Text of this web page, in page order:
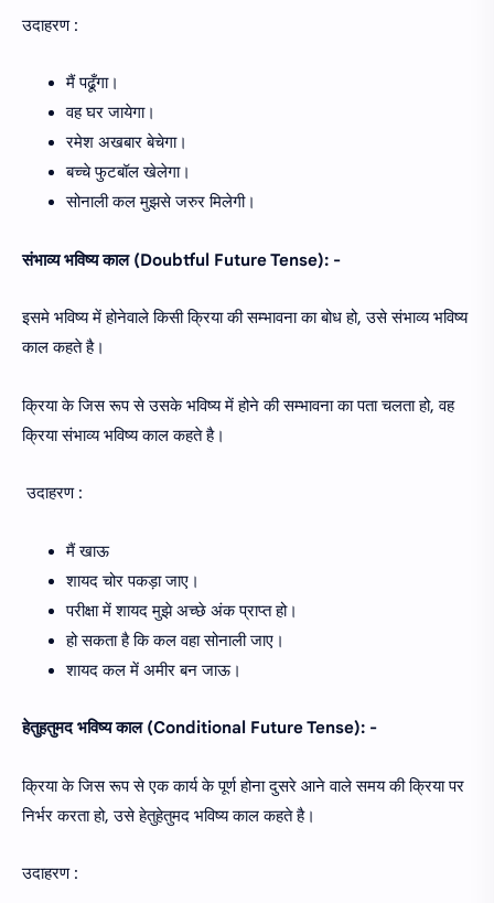
उदाहरण :
मैं पढूँगा।
वह घर जायेगा।
रमेश अखबार बेचेगा।
बच्चे फुटबॉल खेलेगा।
सोनाली कल मुझसे जरुर मिलेगी।
संभाव्य भविष्य काल (Doubtful Future Tense): -
इसमे भविष्य में होनेवाले किसी क्रिया की सम्भावना का बोध हो, उसे संभाव्य भविष्य
काल कहते है।
क्रिया के जिस रूप से उसके भविष्य में होने की सम्भावना का पता चलता हो, वह
क्रिया संभाव्य भविष्य काल कहते है।
उदाहरण :
मैं खाऊ
शायद चोर पकड़ा जाए।
परीक्षा में शायद मुझे अच्छे अंक प्राप्त हो।
हो सकता है कि कल वहा सोनाली जाए।
शायद कल में अमीर बन जाऊ।
हेतुहतुमद भविष्य काल (Conditional Future Tense): -
क्रिया के जिस रूप से एक कार्य के पूर्ण होना दुसरे आने वाले समय की क्रिया पर
निर्भर करता हो, उसे हेतुहेतुमद भविष्य काल कहते है।
उदाहरण :